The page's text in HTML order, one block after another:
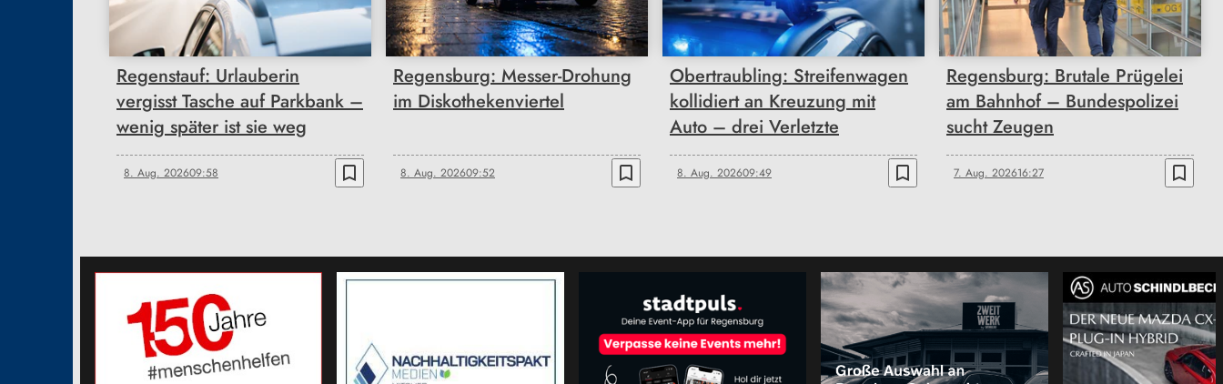
Regenstauf: Urlauberin
vergisst Tasche auf Parkbank –
wenig später ist sie weg
8. Aug. 202609:58 bookmark_border
Regensburg: Messer-Drohung
im Diskothekenviertel
8. Aug. 202609:52 bookmark_border
Obertraubling: Streifenwagen
kollidiert an Kreuzung mit
Auto – drei Verletzte
8. Aug. 202609:49 bookmark_border
Regensburg: Brutale Prügelei
am Bahnhof – Bundespolizei
sucht Zeugen
7. Aug. 202616:27 bookmark_border